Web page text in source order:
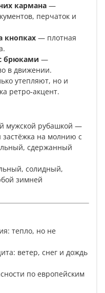
кармана —
перчаток и
кнопках — плотная
брюками —
в движении.
утепляют, но и
ретро-акцент.
мужской рубашкой —
на молнию с
сдержанный
солидный,
зимней
тепло, но не
ветер, снег и дождь
по европейским